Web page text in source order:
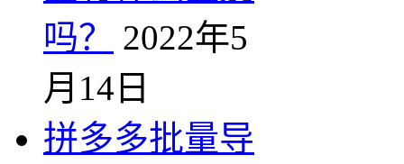
吗？
2022年5
月14日
拼多多批量导